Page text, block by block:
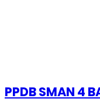
PPDB SMAN 4